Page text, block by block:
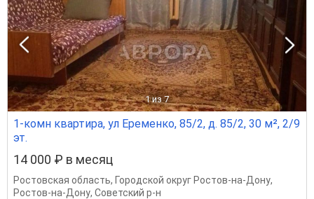
1 из 7
1-комн квартира, ул Еременко, 85/2, д. 85/2, 30 м², 2/9
эт.
14 000 ₽ в месяц
Ростовская область, Городской округ Ростов-на-Дону,
Ростов-на-Дону, Советский р-н